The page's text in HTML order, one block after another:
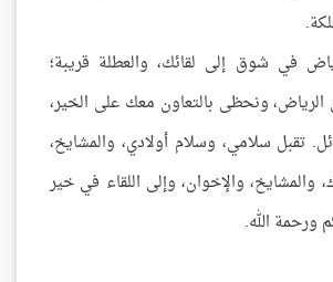
في شوق إلى لقائك، والعطلة قريبة؛
الرياض، ونحظى بالتعاون معك على الخير،
تقبل سلامي، وسلام أولادي، والمشايخ،
والمشايخ، والإخوان، وإلى اللقاء في خير
ورحمة الله.